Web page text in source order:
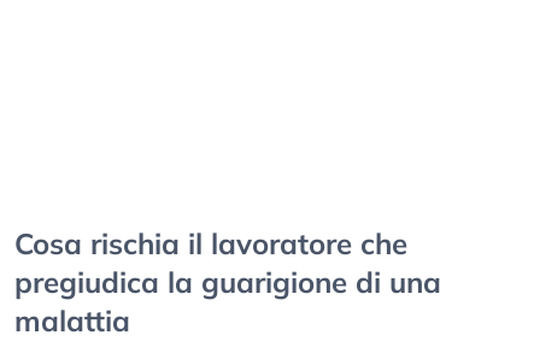
Cosa rischia il lavoratore che
pregiudica la guarigione di una
malattia